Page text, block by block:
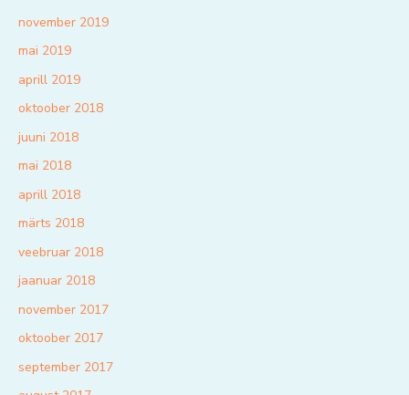
november 2019
mai 2019
aprill 2019
oktoober 2018
juuni 2018
mai 2018
aprill 2018
märts 2018
veebruar 2018
jaanuar 2018
november 2017
oktoober 2017
september 2017